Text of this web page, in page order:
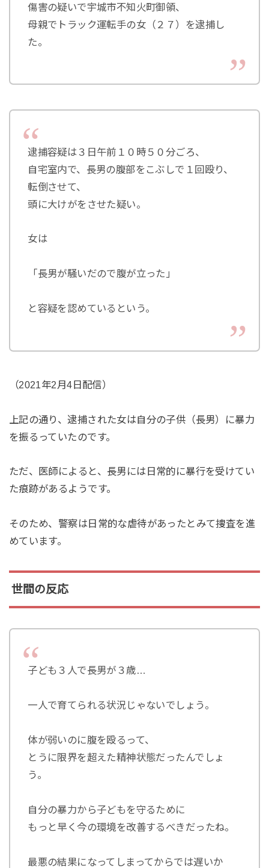
傷害の疑いで宇城市不知火町御領、
母親でトラック運転手の女（２７）を逮捕し
た。
逮捕容疑は３日午前１０時５０分ごろ、
自宅室内で、長男の腹部をこぶしで１回殴り、
転倒させて、
頭に大けがをさせた疑い。
女は
「長男が騒いだので腹が立った」
と容疑を認めているという。
（2021年2月4日配信）
上記の通り、逮捕された女は自分の子供（長男）に暴力
を振るっていたのです。
ただ、医師によると、長男には日常的に暴行を受けてい
た痕跡があるようです。
そのため、警察は日常的な虐待があったとみて捜査を進
めています。
世間の反応
子ども３人で長男が３歳…
一人で育てられる状況じゃないでしょう。
体が弱いのに腹を殴るって、
とうに限界を超えた精神状態だったんでしょ
う。
自分の暴力から子どもを守るために
もっと早く今の環境を改善するべきだったね。
最悪の結果になってしまってからでは遅いか